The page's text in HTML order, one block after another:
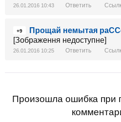
26.01.2016 10:43 Ответить
+9
Прощай немытая
[Зображення недоступне]
26.01.2016 10:25 Ответить
Произошла ошибка при